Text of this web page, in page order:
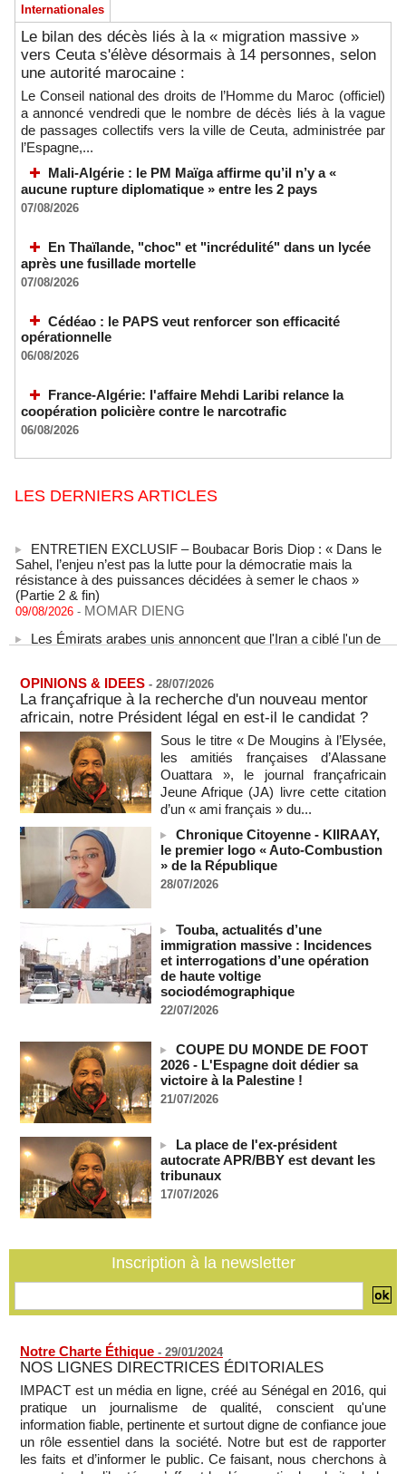
Internationales
Le bilan des décès liés à la « migration massive »
vers Ceuta s'élève désormais à 14 personnes, selon
une autorité marocaine :
Le Conseil national des droits de l’Homme du Maroc (officiel)
a annoncé vendredi que le nombre de décès liés à la vague
de passages collectifs vers la ville de Ceuta, administrée par
l’Espagne,...
Mali-Algérie : le PM Maïga affirme qu’il n’y a «
aucune rupture diplomatique » entre les 2 pays
07/08/2026
En Thaïlande, "choc" et "incrédulité" dans un lycée
après une fusillade mortelle
07/08/2026
Cédéao : le PAPS veut renforcer son efficacité
opérationnelle
06/08/2026
France-Algérie: l'affaire Mehdi Laribi relance la
coopération policière contre le narcotrafic
06/08/2026
LES DERNIERS ARTICLES
Sahel, l’enjeu n’est pas la lutte pour la démocratie mais la
résistance à des puissances décidées à semer le chaos »
(Partie 2 & fin)
09/08/2026 -MOMAR DIENG
leurs navires avec un missile dans le détroit d'Ormuz
Le bilan des décès liés à la « migration massive » vers
Ceuta s'élève désormais à 14 personnes, selon une autorité
marocaine :
08/08/2026 -
Sénégal - Une revue de presse du 8 août 2026 (Par IA)
08/08/2026 -MOMO ALADJI
SENEGAL - Les Unes de la presse quotidienne du 8/9 août
2026
08/08/2026 -MOMO ALADJI
A Ceuta, les enfants migrants risquent d'être victimes de
maltraitance et d'exploitation, avertissent des ONG
07/08/2026 -
07/08/2026
"Construction de la Grande Côte D'ivoire" : Le Président
Alassane Ouattara appelle à la contribution de toutes les forces
vives de la nation
Polémique à l’Assemblée nationale : Yaël Braun-Pivet se dit
"dépassée" par les critiques concernant le nouveau pavillon
07/08/2026 -
Depuis le « cessez-le-feu » à Gaza, les forces israéliennes
ont tué 300 enfants palestiniens (UNICEF)
07/08/2026 -
Guinée-Bissau - Première visite de la médiation sénégalaise
après le sommet de la Cedeao
07/08/2026 -
Mali-Algérie : le PM Maïga affirme qu’il n’y a « aucune
07/08/2026 -
OPINIONS & IDEES - 28/07/2026
La françafrique à la recherche d'un nouveau mentor
africain, notre Président légal en est-il le candidat ?
Sous le titre « De Mougins à l’Elysée,
les amitiés françaises d’Alassane
Ouattara », le journal françafricain
Jeune Afrique (JA) livre cette citation
d’un « ami français » du...
Chronique Citoyenne - KIIRAAY,
le premier logo « Auto-Combustion
» de la République
28/07/2026
Touba, actualités d’une
immigration massive : Incidences
et interrogations d’une opération
de haute voltige
sociodémographique
22/07/2026
COUPE DU MONDE DE FOOT
2026 - L'Espagne doit dédier sa
victoire à la Palestine !
21/07/2026
La place de l'ex-président
autocrate APR/BBY est devant les
tribunaux
17/07/2026
Inscription à la newsletter
Notre Charte Éthique - 29/01/2024
NOS LIGNES DIRECTRICES ÉDITORIALES
IMPACT est un média en ligne, créé au Sénégal en 2016, qui
pratique un journalisme de qualité, conscient qu'une
information fiable, pertinente et surtout digne de confiance joue
un rôle essentiel dans la société. Notre but est de rapporter
les faits et d’informer le public. Ce faisant, nous cherchons à